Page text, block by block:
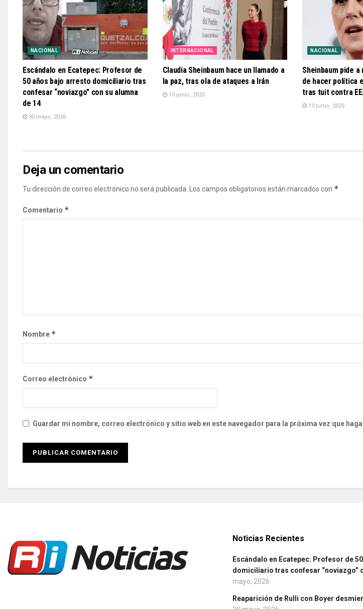
NACIONAL
Escándalo en Ecatepec: Profesor de
50 años bajo arresto domiciliario tras
confesar “noviazgo” con su alumna
de 14
30 mayo, 2026
INTERNACIONAL
Claudia Sheinbaum hace un llamado a
la paz, tras ola de ataques a Irán
13 junio, 2025
NACIONAL
Sheinbaum pide
de hacer política
tras tuit contra
13 junio, 2025
Deja un comentario
Tu dirección de correo electrónico no será publicada. Los campos obligatorios están marcados con *
Comentario *
Nombre *
Correo electrónico *
Guardar mi nombre, correo electrónico y sitio web en este navegador para la próxima vez que
Noticias Recientes
Escándalo en Ecatepec: Profesor de
domiciliario tras confesar “noviazgo”
mayo, 2026
Reaparición de Rulli con Boyer